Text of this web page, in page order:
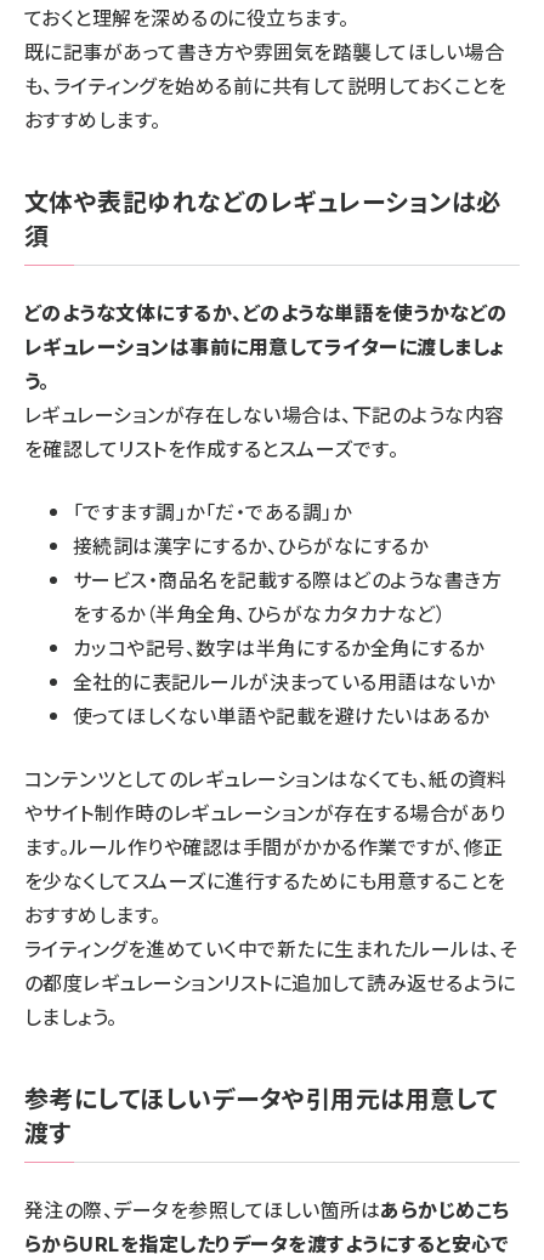
ておくと理解を深めるのに役立ちます。
既に記事があって書き方や雰囲気を踏襲してほしい場合
も、ライティングを始める前に共有して説明しておくことを
おすすめします。
文体や表記ゆれなどのレギュレーションは必
須
どのような文体にするか、どのような単語を使うかなどの
レギュレーションは事前に用意してライターに渡しましょ
う。
レギュレーションが存在しない場合は、下記のような内容
を確認してリストを作成するとスムーズです。
「ですます調」か「だ・である調」か
接続詞は漢字にするか、ひらがなにするか
サービス・商品名を記載する際はどのような書き方
をするか（半角全角、ひらがなカタカナなど）
カッコや記号、数字は半角にするか全角にするか
全社的に表記ルールが決まっている用語はないか
使ってほしくない単語や記載を避けたいはあるか
コンテンツとしてのレギュレーションはなくても、紙の資料
やサイト制作時のレギュレーションが存在する場合があり
ます。ルール作りや確認は手間がかかる作業ですが、修正
を少なくしてスムーズに進行するためにも用意することを
おすすめします。
ライティングを進めていく中で新たに生まれたルールは、そ
の都度レギュレーションリストに追加して読み返せるように
しましょう。
参考にしてほしいデータや引用元は用意して
渡す
発注の際、データを参照してほしい箇所はあらかじめこち
らからURLを指定したりデータを渡すようにすると安心で